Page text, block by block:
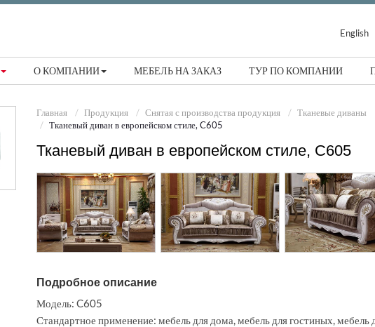
English
О КОМПАНИИ МЕБЕЛЬ НА ЗАКАЗ ТУР ПО КОМПАНИИ
Главная Продукция Снятая с производства продукция
Тканевые диваны
Тканевый диван в европейском стиле, C605
Тканевый диван в европейском стиле, C605
Подробное описание
Модель: C605
Стандартное применение: мебель для дома, мебель для гостиных, мебель